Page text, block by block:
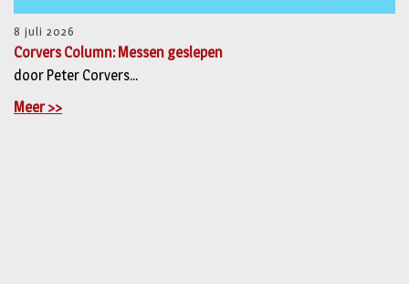
8 juli 2026
Corvers Column: Messen geslepen
door Peter Corvers...
Meer >>